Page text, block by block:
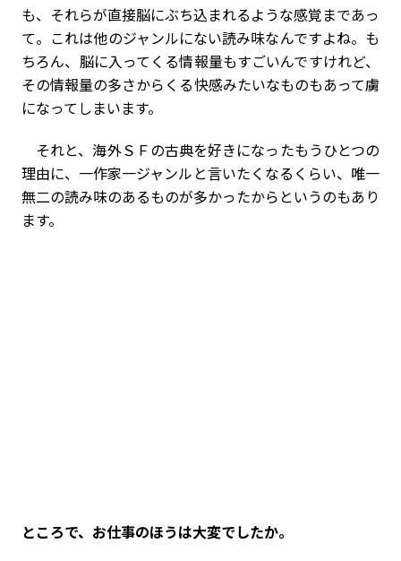
も、それらが直接脳にぶち込まれるような感覚まであっ
て。これは他のジャンルにない読み味なんですよね。も
ちろん、脳に入ってくる情報量もすごいんですけれど、
その情報量の多さからくる快感みたいなものもあって虜
になってしまいます。
それと、海外ＳＦの古典を好きになったもうひとつの
理由に、一作家一ジャンルと言いたくなるくらい、唯一
無二の読み味のあるものが多かったからというのもあり
ます。
――ところで、お仕事のほうは大変でしたか。